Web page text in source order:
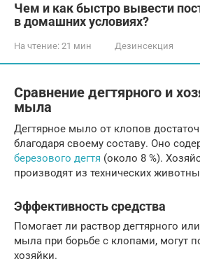
Чем и как быстро вывести
в домашних условиях?
На чтение: 21 мин Дезинсекция
Сравнение дегтярного и
мыла
Дегтярное мыло от клопов
благодаря своему составу. Оно
березового дегтя (около 8 %).
производят из технических
Эффективность средства
Помогает ли раствор дегтярного
мыла при борьбе с клопами, могут
хозяйки.